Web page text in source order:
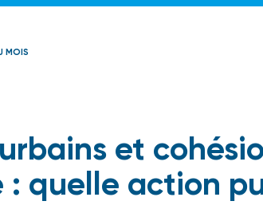
MOIS
et
: quelle action